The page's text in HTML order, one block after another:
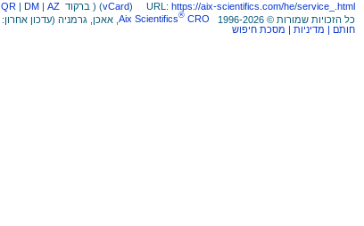
URL: https://aix-scientifics.com/he/service_.html
QR | DM | AZ ברקוד ) (vCard)
כל הזכויות שמורות © 1996-2026
Aix Scientifics® CRO
, אאכן, גרמניה (עדכון אחרון: 10.02.2024)
חותם
| מדיניות | מסכת חיפוש